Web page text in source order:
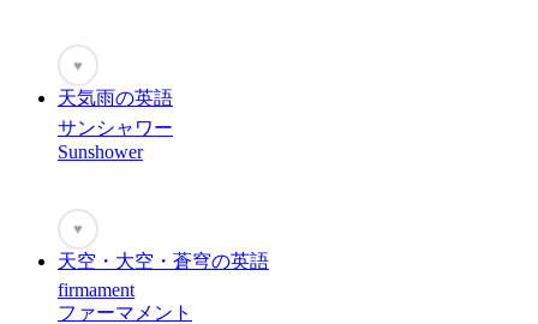
♥
天気雨の英語
サンシャワー
Sunshower
♥
天空・大空・蒼穹の英語
firmament
ファーマメント